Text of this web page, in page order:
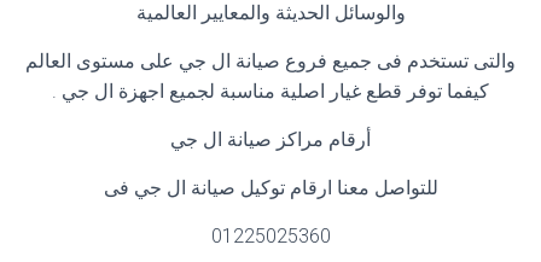
والوسائل الحديثة والمعايير العالمية
والتى تستخدم فى جميع فروع صيانة ال جي على مستوى العالم
كيفما توفر قطع غيار اصلية مناسبة لجميع اجهزة ال جي .
أرقام مراكز صيانة ال جي
للتواصل معنا ارقام توكيل صيانة ال جي فى
01225025360